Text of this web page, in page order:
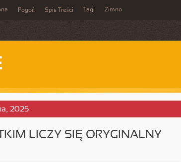
Pogoń Spis Treści Tagi Zimno
2025
LICZY SIĘ ORYGINALNY